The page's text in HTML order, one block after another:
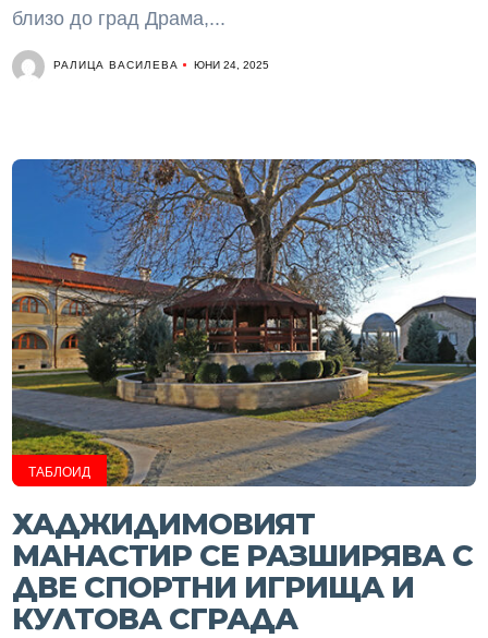
близо до град Драма,...
РАЛИЦА ВАСИЛЕВА ЮНИ 24, 2025
ТАБЛОИД
ХАДЖИДИМОВИЯТ
МАНАСТИР СЕ РАЗШИРЯВА С
ДВЕ СПОРТНИ ИГРИЩА И
КУЛТОВА СГРАДА